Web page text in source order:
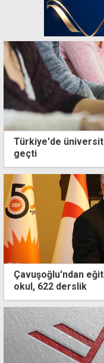
Türkiye'de
geçti
Çavuşoğlu'ndan
okul, 622 derslik